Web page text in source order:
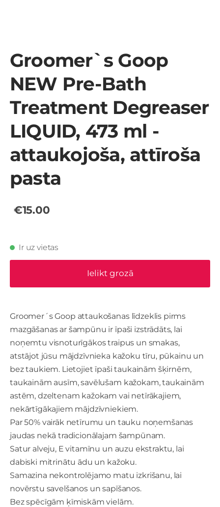
Groomer`s Goop
NEW Pre-Bath
Treatment Degreaser
LIQUID, 473 ml -
attaukojoša, attīroša
pasta
€15.00
Ir uz vietas
Ielikt grozā
Groomer´s Goop attaukošanas līdzeklis pirms
mazgāšanas ar šampūnu ir īpaši izstrādāts, lai
noņemtu visnoturīgākos traipus un smakas,
atstājot jūsu mājdzīvnieka kažoku tīru, pūkainu un
bez taukiem. Lietojiet īpaši taukainām šķirnēm,
taukainām ausīm, savēlušam kažokam, taukainām
astēm, dzeltenam kažokam vai netīrākajiem,
nekārtīgākajiem mājdzīvniekiem.
Par 50% vairāk netīrumu un tauku noņemšanas
jaudas nekā tradicionālajam šampūnam.
Satur alveju, E vitamīnu un auzu ekstraktu, lai
dabiski mitrinātu ādu un kažoku.
Samazina nekontrolējamo matu izkrišanu, lai
novērstu savelšanos un sapīšanos.
Bez spēcīgām ķīmiskām vielām.